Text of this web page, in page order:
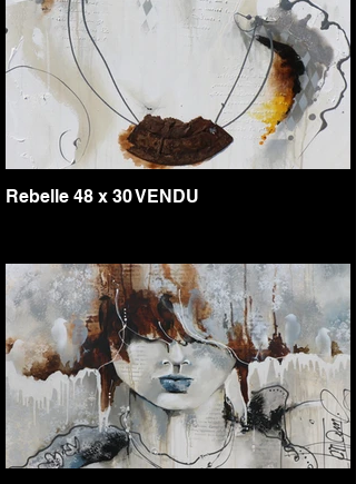
Rebelle 48 x 30 VENDU